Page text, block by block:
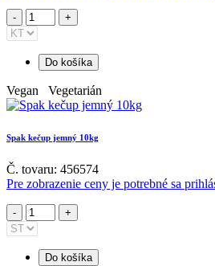
Do košíka
Vegan Vegetarián
Spak kečup jemný 10kg
Č. tovaru: 456574
Pre zobrazenie ceny je potrebné sa
Do košíka